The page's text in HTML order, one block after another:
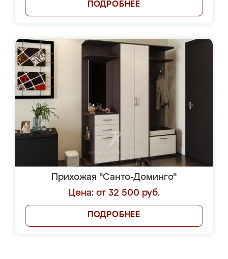
ПОДРОБНЕЕ
Прихожая "Санто-Доминго"
Цена: от 32 500 руб.
ПОДРОБНЕЕ